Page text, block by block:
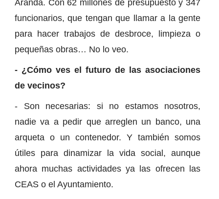
Aranda. Con 62 millones de presupuesto y 347
funcionarios, que tengan que llamar a la gente
para hacer trabajos de desbroce, limpieza o
pequeñas obras… No lo veo.
- ¿Cómo ves el futuro de las asociaciones
de vecinos?
- Son necesarias: si no estamos nosotros,
nadie va a pedir que arreglen un banco, una
arqueta o un contenedor. Y también somos
útiles para dinamizar la vida social, aunque
ahora muchas actividades ya las ofrecen las
CEAS o el Ayuntamiento.